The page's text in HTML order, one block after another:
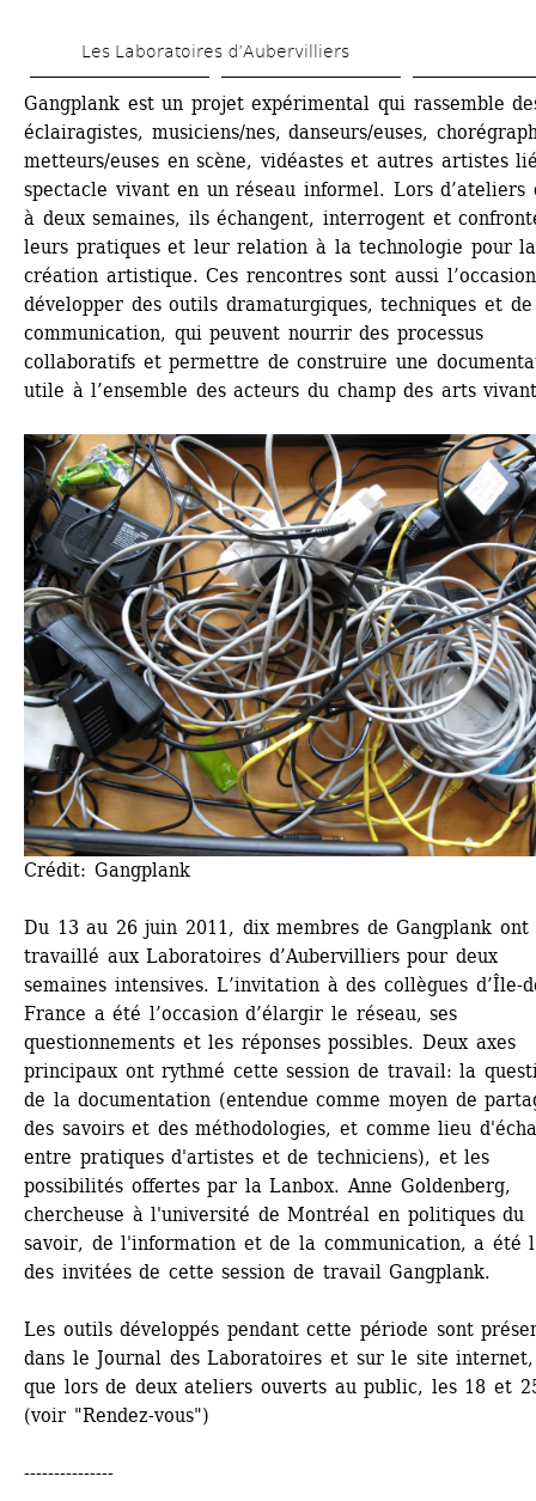
au
contenu
principal
Les Laboratoires d’Aubervilliers
Gangplank est un projet expérimental qui rassemble
éclairagistes, musiciens/nes, danseurs/euses,
metteurs/euses en scène, vidéastes et autres artistes
spectacle vivant en un réseau informel. Lors d’ateliers
à deux semaines, ils échangent, interrogent et
leurs pratiques et leur relation à la technologie pour la
création artistique. Ces rencontres sont aussi
développer des outils dramaturgiques, techniques et de
communication, qui peuvent nourrir des processus
collaboratifs et permettre de construire une
utile à l’ensemble des acteurs du champ des arts
Crédit: Gangplank
Du 13 au 26 juin 2011, dix membres de Gangplank ont
travaillé aux Laboratoires d’Aubervilliers pour deux
semaines intensives. L’invitation à des collègues d’Île-
France a été l’occasion d’élargir le réseau, ses
questionnements et les réponses possibles. Deux axes
principaux ont rythmé cette session de travail: la
de la documentation (entendue comme moyen de
des savoirs et des méthodologies, et comme lieu
entre pratiques d'artistes et de techniciens), et les
possibilités offertes par la Lanbox. Anne Goldenberg,
chercheuse à l'université de Montréal en politiques du
savoir, de l'information et de la communication, a été
des invitées de cette session de travail Gangplank.
Les outils développés pendant cette période sont
dans le Journal des Laboratoires et sur le site
que lors de deux ateliers ouverts au public, les 18 et
(voir "Rendez-vous")
---------------